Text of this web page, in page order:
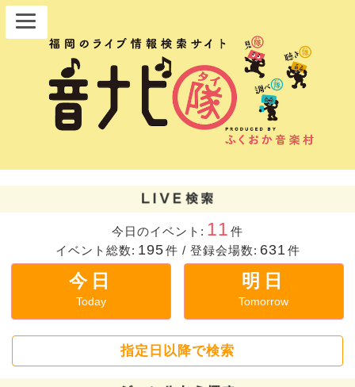
今日のイベント: 11 件
イベント総数: 195件 / 登録会場数: 631 件
今日
Today
明日
Tomorrow
指定日以降で検索